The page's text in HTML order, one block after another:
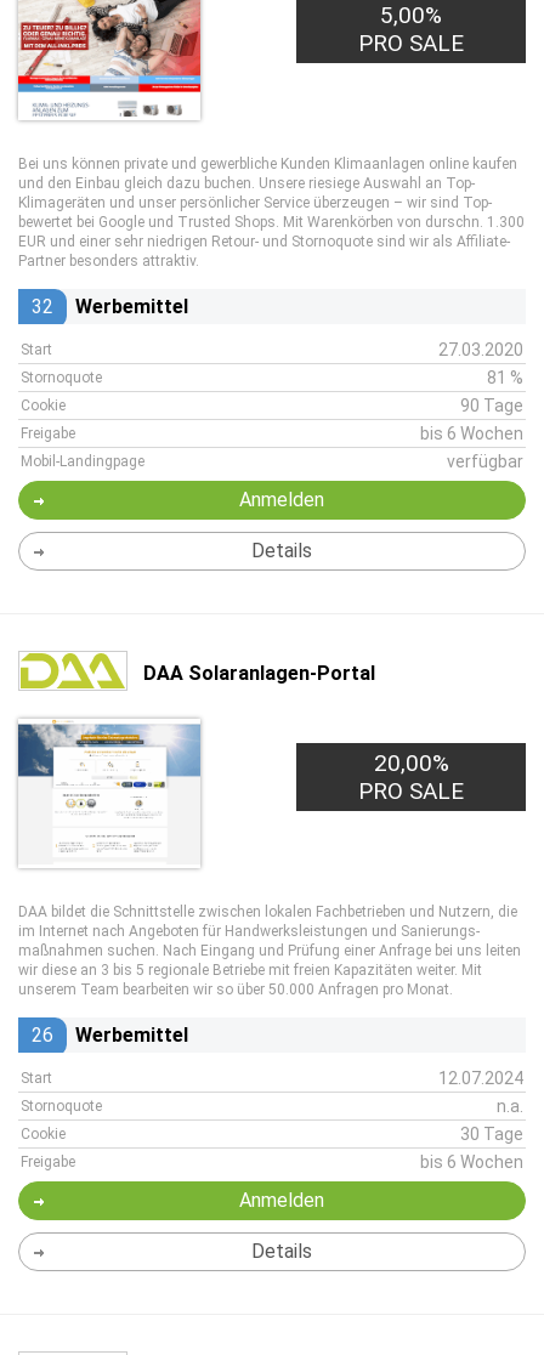
5,00%
PRO SALE
Bei uns können private und gewerbliche Kunden Klimaanlagen online kaufen
und den Einbau gleich dazu buchen. Unsere riesiege Auswahl an Top-
Klimageräten und unser persönlicher Service überzeugen – wir sind Top-
bewertet bei Google und Trusted Shops. Mit Warenkörben von durschn. 1.300
EUR und einer sehr niedrigen Retour- und Stornoquote sind wir als Affiliate-
Partner besonders attraktiv.
32 Werbemittel
Start 27.03.2020
Stornoquote 81 %
Cookie 90 Tage
Freigabe bis 6 Wochen
Mobil-Landingpage verfügbar
Anmelden
Details
DAA Solaranlagen-Portal
20,00%
PRO SALE
DAA bildet die Schnittstelle zwischen lokalen Fachbetrieben und Nutzern, die
im Internet nach Angeboten für Handwerks­leistungen und Sanierungs­
maßnahmen suchen. Nach Eingang und Prüfung einer Anfrage bei uns leiten
wir diese an 3 bis 5 regionale Betriebe mit freien Kapazitäten weiter. Mit
unserem Team bearbeiten wir so über 50.000 Anfragen pro Monat.
26 Werbemittel
Start 12.07.2024
Stornoquote n.a.
Cookie 30 Tage
Freigabe bis 6 Wochen
Anmelden
Details